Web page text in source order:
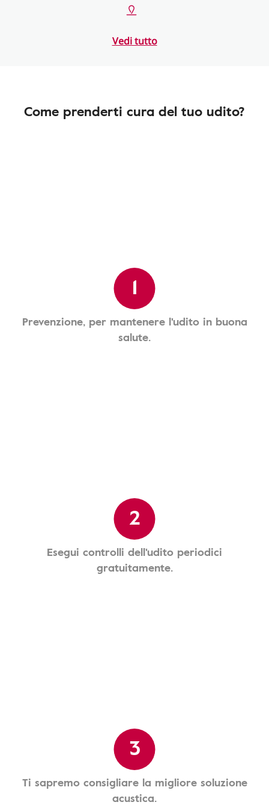
Vedi tutto
Come prenderti cura del tuo udito?
1
Prevenzione, per mantenere l'udito in buona
salute.
2
Esegui controlli dell'udito periodici
gratuitamente.
3
Ti sapremo consigliare la migliore soluzione
acustica.